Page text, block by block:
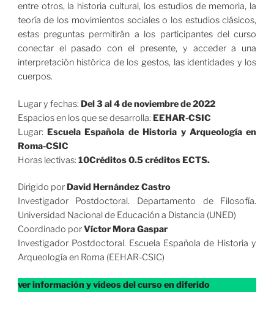
entre otros, la historia cultural, los estudios de memoria, la
teoría de los movimientos sociales o los estudios clásicos,
estas preguntas permitirán a los participantes del curso
conectar el pasado con el presente, y acceder a una
interpretación histórica de los gestos, las identidades y los
cuerpos.
Lugar y fechas: Del 3 al 4 de noviembre de 2022
Espacios en los que se desarrolla: EEHAR-CSIC
Lugar:Escuela Española de Historia y Arqueología en
Roma-CSIC
Horas lectivas: 10Créditos 0.5 créditos ECTS.
Dirigido por David Hernández Castro
Investigador Postdoctoral. Departamento de Filosofía.
Universidad Nacional de Educación a Distancia (UNED)
Coordinado porVíctor Mora Gaspar
Investigador Postdoctoral. Escuela Española de Historia y
Arqueología en Roma (EEHAR-CSIC)
ver información y vídeos del curso en diferido